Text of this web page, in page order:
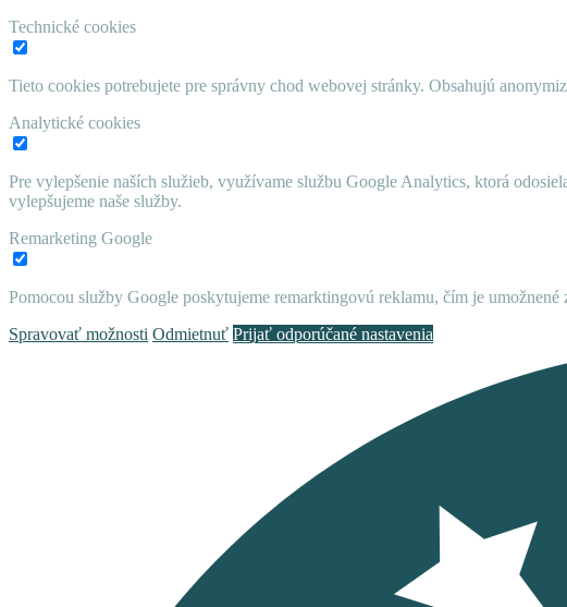
Technické cookies
Tieto cookies potrebujete pre správny chod webovej stránky. Obsahujú
Analytické cookies
Pre vylepšenie naších služieb, využívame službu Google Analytics, ktorá
vylepšujeme naše služby.
Remarketing Google
Pomocou služby Google poskytujeme remarktingovú reklamu, čím je
Spravovať možnosti Odmietnuť Prijať odporúčané nastavenia